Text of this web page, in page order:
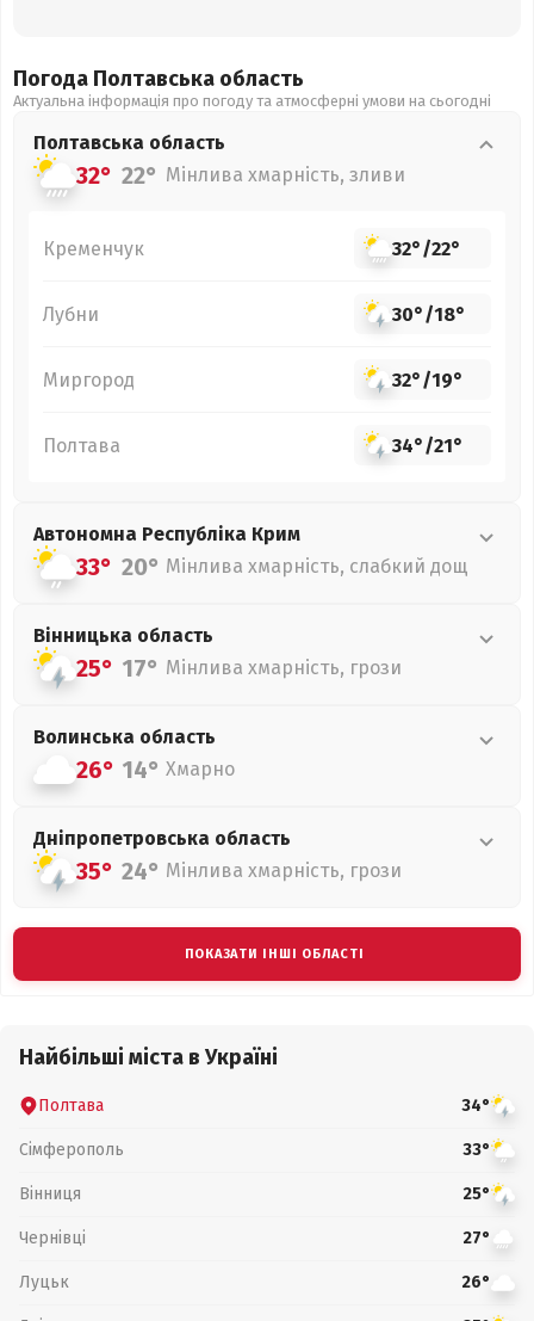
Погода Полтавська область
Актуальна інформація про погоду та атмосферні умови на сьогодні
Полтавська область
32° 22° Мінлива хмарність, зливи
Кременчук 32°/22°
Лубни 30°/18°
Миргород 32°/19°
Полтава 34°/21°
Автономна Республіка Крим
33° 20° Мінлива хмарність, слабкий дощ
Вінницька область
25° 17° Мінлива хмарність, грози
Волинська область
26° 14° Хмарно
Дніпропетровська область
35° 24° Мінлива хмарність, грози
ПОКАЗАТИ ІНШІ ОБЛАСТІ
Найбільші міста в Україні
Полтава 34°
Сімферополь 33°
Вінниця 25°
Чернівці 27°
Луцьк 26°